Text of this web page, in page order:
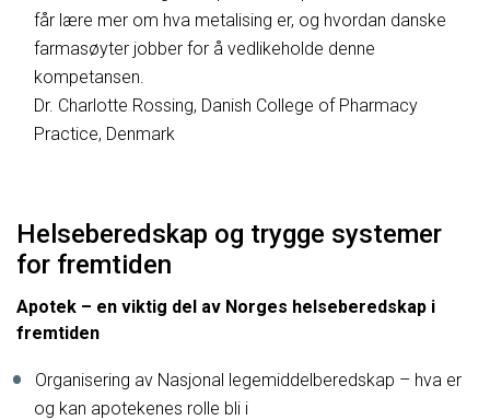
får lære mer om hva metalising er, og hvordan danske
farmasøyter jobber for å vedlikeholde denne
kompetansen.
Dr. Charlotte Rossing, Danish College of Pharmacy
Practice, Denmark
Helseberedskap og trygge systemer
for fremtiden
Apotek – en viktig del av Norges helseberedskap i
fremtiden
Organisering av Nasjonal legemiddelberedskap – hva er
og kan apotekenes rolle bli i